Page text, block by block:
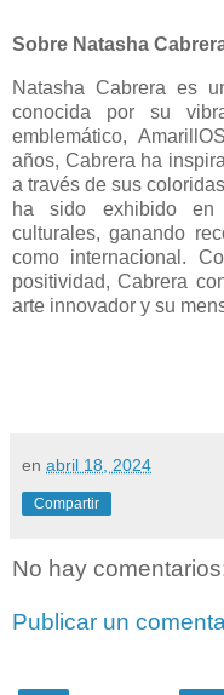
Sobre Natasha
Natasha Cabrera es
conocida por su
emblemático,
años, Cabrera ha
a través de sus
ha sido exhibido en
culturales, ganando
como internacional.
positividad, Cabrera
arte innovador y su
en abril 18, 2024
Compartir
No hay
Publicar un